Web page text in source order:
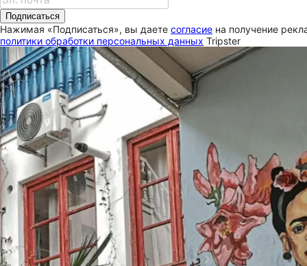
Подписаться
Нажимая «Подписаться», вы даете согласие на получение
политики обработки персональных данных Tripster